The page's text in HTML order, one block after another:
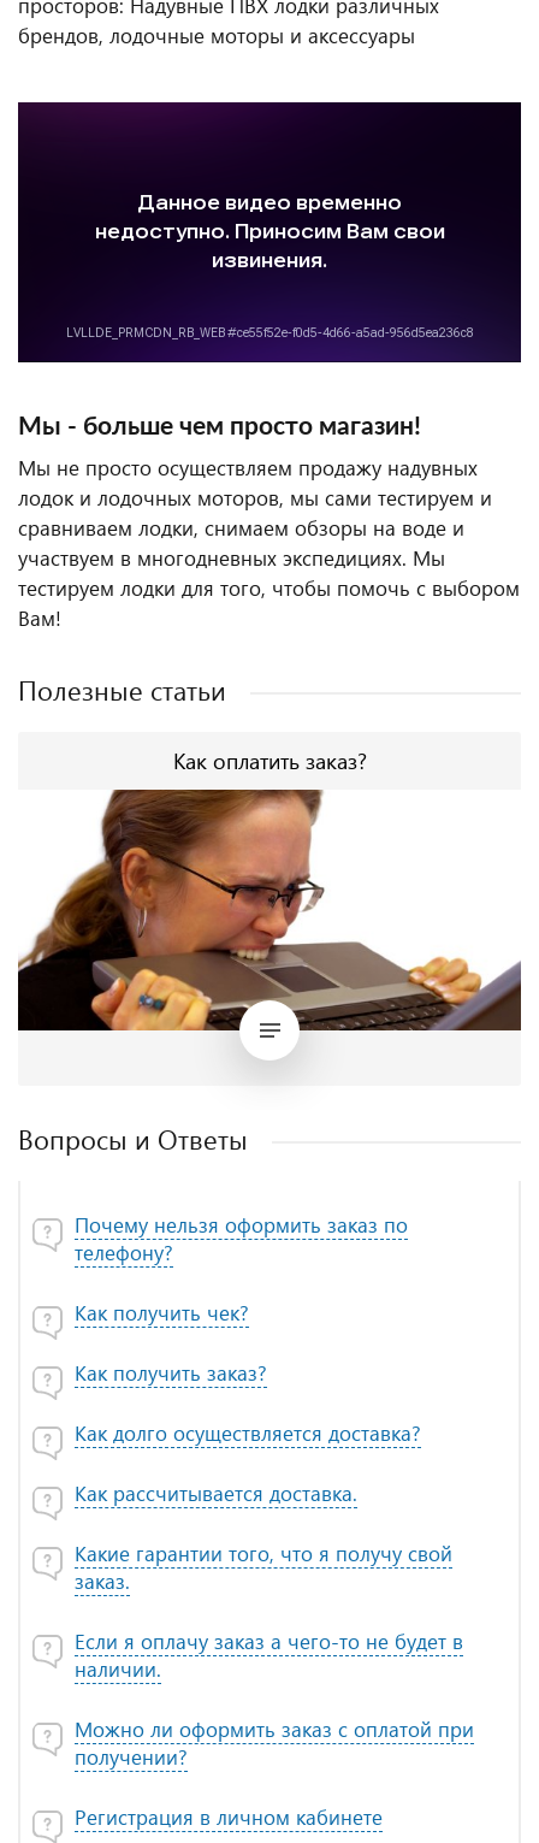
брендов, лодочные моторы и аксессуары
Мы - больше чем просто магазин!
Мы не просто осуществляем продажу надувных
лодок и лодочных моторов, мы сами тестируем и
сравниваем лодки, снимаем обзоры на воде и
участвуем в многодневных экспедициях. Мы
тестируем лодки для того, чтобы помочь с выбором
Вам!
Полезные статьи
Как оплатить заказ?
Вопросы и Ответы
Почему нельзя оформить заказ по
телефону?
Как получить чек?
Как получить заказ?
Как долго осуществляется доставка?
Как рассчитывается доставка.
Какие гарантии того, что я получу свой
заказ.
Если я оплачу заказ а чего-то не будет в
наличии.
Можно ли оформить заказ с оплатой при
получении?
Регистрация в личном кабинете